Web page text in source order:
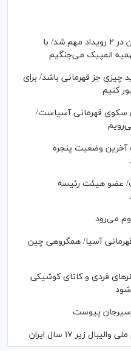
گل‌خندان: جنگ، مانع حضورمان در ۲ رویداد مهم شد/ با
المپیک می‌جنگیم
جز قهرمانی باشد/ برای
کنیم
سکوی قهرمانی آسیاست/
آخرین وضعیت پنجره
عضو هیئت رئیسه
می‌رود
آسیا/ همگروهی چین
فردی و کاتای کوشیکی
پیوست